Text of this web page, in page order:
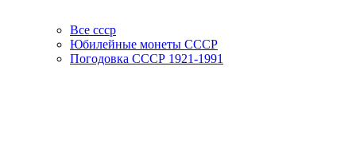
Все ссср
Юбилейные монеты СССР
Погодовка СССР 1921-1991